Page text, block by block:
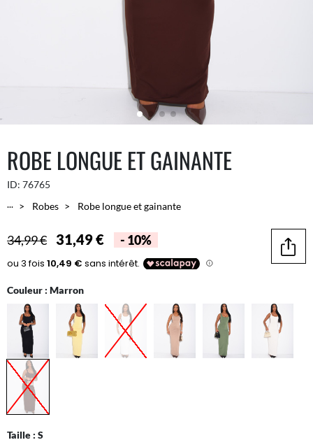
ROBE LONGUE ET GAINANTE
ID: 76765
...
Robes Robe longue et gainante
34,99 € 31,49 € - 10%
Couleur : Marron
Taille : S